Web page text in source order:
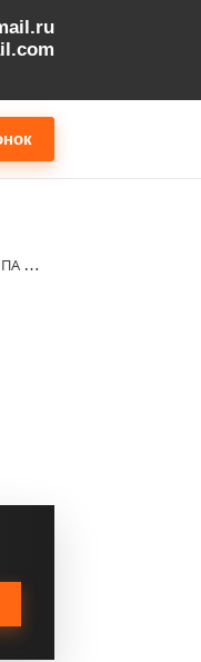
НАСОС ВОДЯНОЙ ПОМПА ВОДЯНАЯ Hyundai | YUBP-03525 YUBP03525